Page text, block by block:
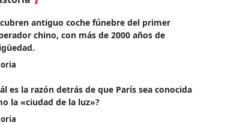
antiguo coche fúnebre del primer
chino, con más de 2000 años de
es la razón detrás de que París sea conocida
la «ciudad de la luz»?